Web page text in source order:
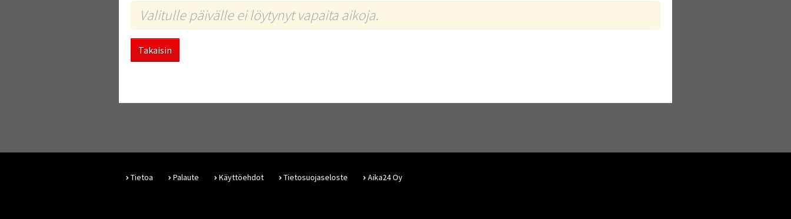
Valitulle päivälle ei löytynyt vapaita aikoja.
Takaisin
Tietoa Palaute Käyttöehdot Tietosuojaseloste Aika24 Oy